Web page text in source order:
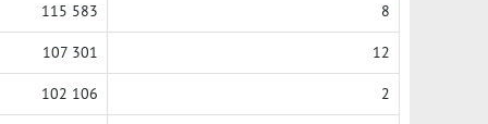
115 583 8
107 301 12
102 106 2